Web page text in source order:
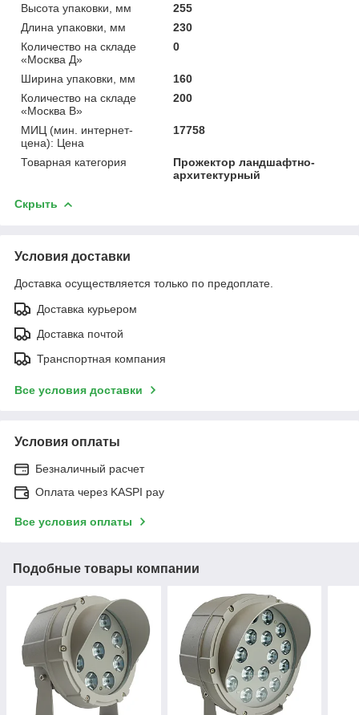
Высота упаковки, мм
255
Длина упаковки, мм
230
Количество на складе
«Москва Д»
0
Ширина упаковки, мм
160
Количество на складе
«Москва В»
200
МИЦ (мин. интернет-
цена): Цена
17758
Товарная категория
Прожектор ландшафтно-
архитектурный
Скрыть
Условия доставки
Доставка осуществляется только по предоплате.
Доставка курьером
Доставка почтой
Транспортная компания
Все условия доставки
Условия оплаты
Безналичный расчет
Оплата через KASPI pay
Все условия оплаты
Подобные товары компании